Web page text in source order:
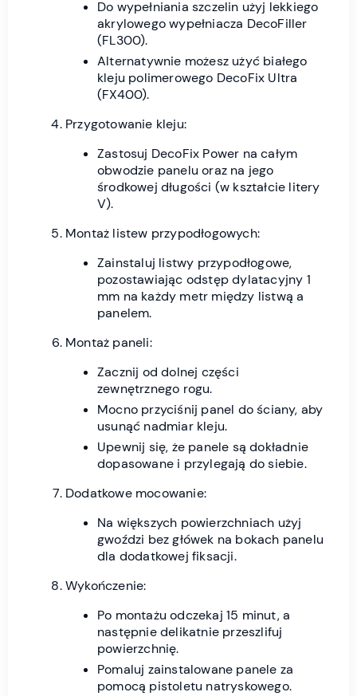
Do wypełniania szczelin użyj lekkiego
akrylowego wypełniacza DecoFiller
(FL300).
Alternatywnie możesz użyć białego
kleju polimerowego DecoFix Ultra
(FX400).
Przygotowanie kleju:
Zastosuj DecoFix Power na całym
obwodzie panelu oraz na jego
środkowej długości (w kształcie litery
V).
Montaż listew przypodłogowych:
Zainstaluj listwy przypodłogowe,
pozostawiając odstęp dylatacyjny 1
mm na każdy metr między listwą a
panelem.
Montaż paneli:
Zacznij od dolnej części
zewnętrznego rogu.
Mocno przyciśnij panel do ściany, aby
usunąć nadmiar kleju.
Upewnij się, że panele są dokładnie
dopasowane i przylegają do siebie.
Dodatkowe mocowanie:
Na większych powierzchniach użyj
gwoździ bez główek na bokach panelu
dla dodatkowej fiksacji.
Wykończenie:
Po montażu odczekaj 15 minut, a
następnie delikatnie przeszlifuj
powierzchnię.
Pomaluj zainstalowane panele za
pomocą pistoletu natryskowego.